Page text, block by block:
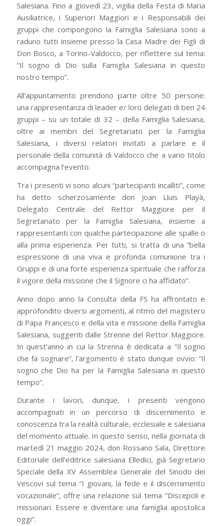
Salesiana. Fino a giovedì 23, vigilia della Festa di Maria
Ausiliatrice, i Superiori Maggiori e i Responsabili dei
gruppi che compongono la Famiglia Salesiana sono a
raduno tutti insieme presso la Casa Madre dei Figli di
Don Bosco, a Torino-Valdocco, per riflettere sul tema:
“Il sogno di Dio sulla Famiglia Salesiana in questo
nostro tempo”.
All’appuntamento prendono parte oltre 50 persone:
una rappresentanza di leader e/ loro delegati di ben 24
gruppi – su un totale di 32 – della Famiglia Salesiana,
oltre ai membri del Segretariato per la Famiglia
Salesiana, i diversi relatori invitati a parlare e il
personale della comunità di Valdocco che a vario titolo
accompagna l’evento.
Tra i presenti vi sono alcuni “partecipanti incalliti”, come
ha detto scherzosamente don Joan Lluis Playà,
Delegato Centrale del Rettor Maggiore per il
Segretariato per la Famiglia Salesiana, insieme a
rappresentanti con qualche partecipazione alle spalle o
alla prima esperienza. Per tutti, si tratta di una “bella
espressione di una viva e profonda comunione tra i
Gruppi e di una forte esperienza spirituale che rafforza
il vigore della missione che il Signore ci ha affidato”.
Anno dopo anno la Consulta della FS ha affrontato e
approfondito diversi argomenti, al ritmo del magistero
di Papa Francesco e della vita e missione della Famiglia
Salesiana, suggeriti dalle Strenne del Rettor Maggiore.
In quest’anno in cui la Strenna è dedicata a “Il sogno
che fa sognare”, l’argomento è stato dunque ovvio: “Il
sogno che Dio ha per la Famiglia Salesiana in questo
tempo”.
Durante i lavori, dunque, i presenti vengono
accompagnati in un percorso di discernimento e
conoscenza tra la realtà culturale, ecclesiale e salesiana
del momento attuale. In questo senso, nella giornata di
martedì 21 maggio 2024, don Rossano Sala, Direttore
Editoriale dell’editrice salesiana Elledici, già Segretario
Speciale della XV Assemblea Generale del Sinodo dei
Vescovi sul tema “I giovani, la fede e il discernimento
vocazionale”, offre una relazione sul tema “Discepoli e
missionari. Essere e diventare una famiglia apostolica
oggi”.